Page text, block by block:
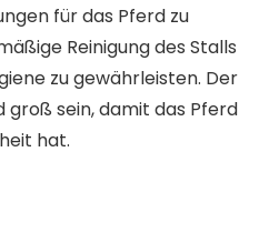
für das Pferd zu
Reinigung des Stalls
zu gewährleisten. Der
groß sein, damit das Pferd
hat.